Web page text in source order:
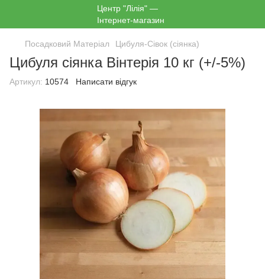
Посадковий Матеріал Цибуля-Сівок (сіянка)
Цибуля сіянка Вінтерія 10 кг (+/-5%)
Артикул: 10574 Написати відгук